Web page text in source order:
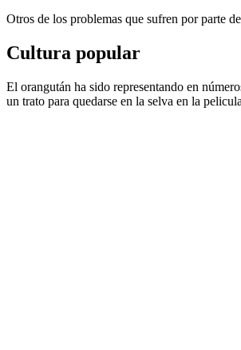
Otros de los problemas que sufren por parte
Cultura popular
El orangután ha sido representando en
un trato para quedarse en la selva en la